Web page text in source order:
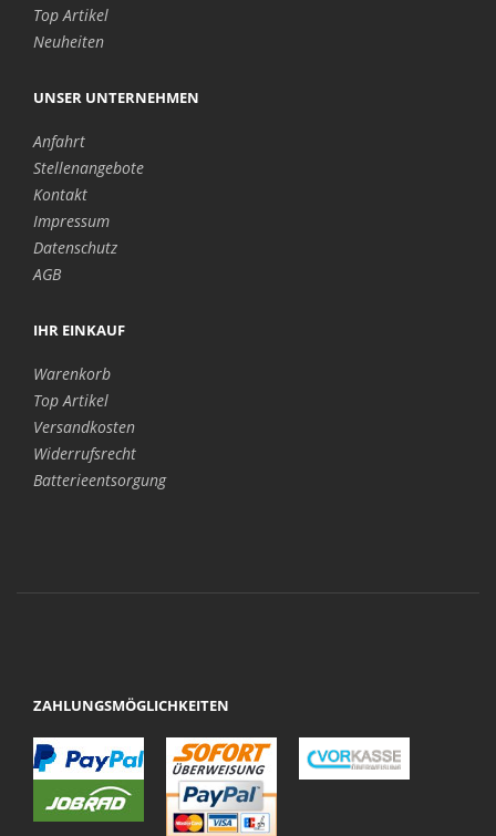
Top Artikel
Neuheiten
UNSER UNTERNEHMEN
Anfahrt
Stellenangebote
Kontakt
Impressum
Datenschutz
AGB
IHR EINKAUF
Warenkorb
Top Artikel
Versandkosten
Widerrufsrecht
Batterieentsorgung
ZAHLUNGSMÖGLICHKEITEN